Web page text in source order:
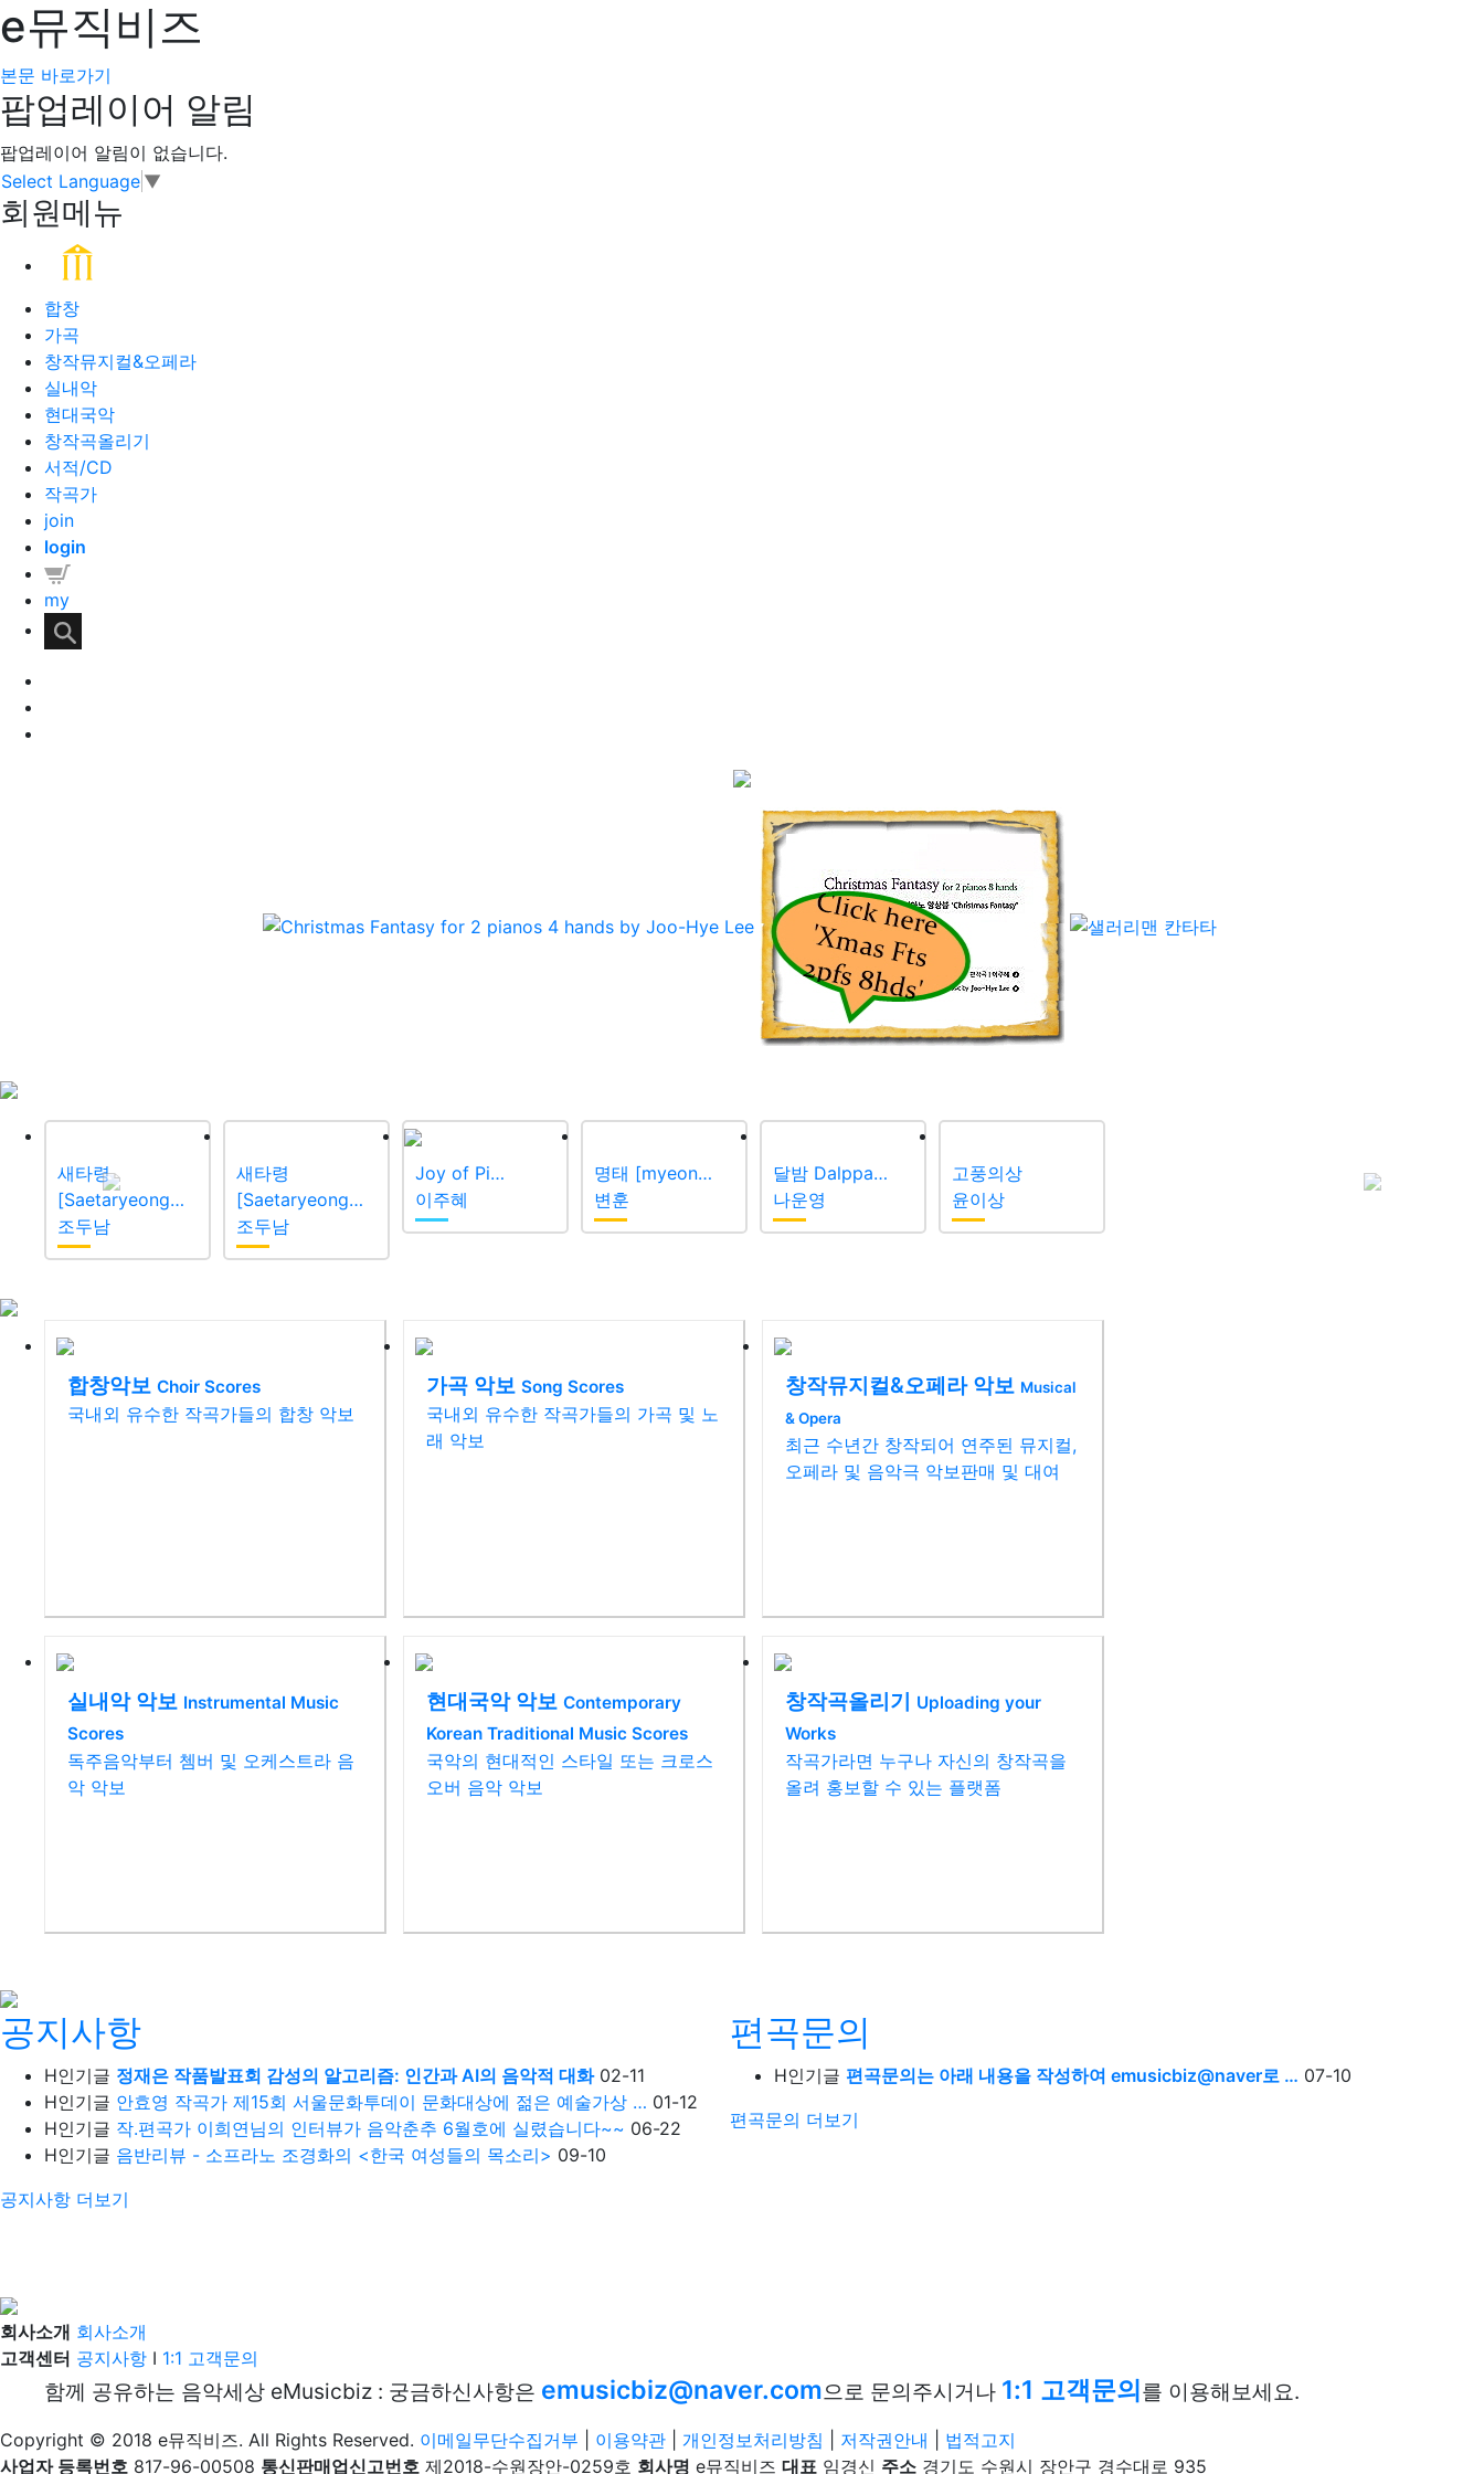
e뮤직비즈
본문 바로가기
팝업레이어 알림
팝업레이어 알림이 없습니다.
Select Language ▼
회원메뉴
합창
가곡
창작뮤지컬&오페라
실내악
현대국악
창작곡올리기
서적/CD
작곡가
join
login
my
새타령
[Saetaryeong…
조두남
새타령
[Saetaryeong…
조두남
Joy of Pi…
이주혜
명태 [myeon…
변훈
달밤 Dalppa…
나운영
고풍의상
윤이상
Previous Next
합창악보 Choir Scores
국내외 유수한 작곡가들의 합창 악보
가곡 악보 Song Scores
국내외 유수한 작곡가들의 가곡 및 노
래 악보
창작뮤지컬&오페라 악보 Musical
& Opera
최근 수년간 창작되어 연주된 뮤지컬,
오페라 및 음악극 악보판매 및 대여
실내악 악보 Instrumental Music
Scores
독주음악부터 쳄버 및 오케스트라 음
악 악보
현대국악 악보 Contemporary
Korean Traditional Music Scores
국악의 현대적인 스타일 또는 크로스
오버 음악 악보
창작곡올리기 Uploading your
Works
작곡가라면 누구나 자신의 창작곡을
올려 홍보할 수 있는 플랫폼
공지사항
H인기글 정재은 작품발표회 감성의 알고리즘: 인간과 AI의 음악적 대화 02-11
H인기글 안효영 작곡가 제15회 서울문화투데이 문화대상에 젊은 예술가상 … 01-12
H인기글 작.편곡가 이희연님의 인터뷰가 음악춘추 6월호에 실렸습니다~~ 06-22
H인기글 음반리뷰 - 소프라노 조경화의 <한국 여성들의 목소리> 09-10
공지사항 더보기
편곡문의
H인기글 편곡문의는 아래 내용을 작성하여 emusicbiz@naver로 … 07-10
편곡문의 더보기
회사소개 회사소개
고객센터 공지사항 I 1:1 고객문의
함께 공유하는 음악세상 eMusicbiz : 궁금하신사항은 emusicbiz@naver.com으로 문의주시거나 1:1 고객문의를 이용해보세요.
Copyright © 2018 e뮤직비즈. All Rights Reserved. 이메일무단수집거부 이용약관 개인정보처리방침 저작권안내
법적고지
사업자 등록번호 817-96-00508 통신판매업신고번호 제2018-수원장안-0259호 회사명 e뮤직비즈 대표 임경신 주소 경기도 수원시 장안구 경수대로 935